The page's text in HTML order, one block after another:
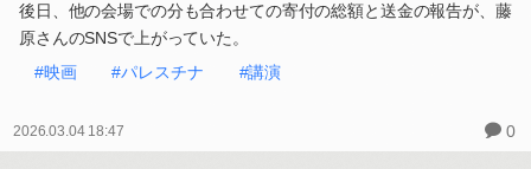
後日、他の会場での分も合わせての寄付の総額と送金の報告が、藤
原さんのSNSで上がっていた。
#映画
#パレスチナ #講演
2026.03.04 18:47 0